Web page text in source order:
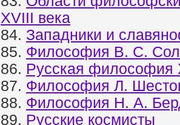
XVIII века
84. Западники и
85. Философия В. С.
86. Русская философия
87. Философия Л.
88. Философия Н. А.
89. Русские космисты